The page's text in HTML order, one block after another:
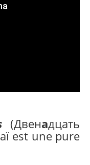
(Двенадцать
est une pure